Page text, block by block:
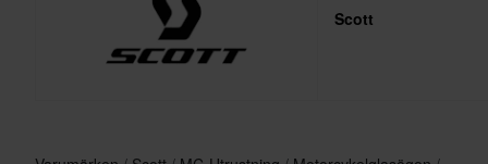
Scott